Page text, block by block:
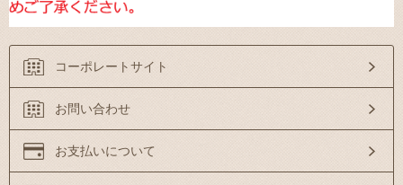
コーポレートサイト
お問い合わせ
お支払いについて